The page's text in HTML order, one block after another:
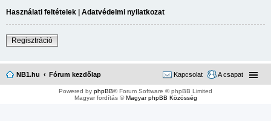
Használati feltételek | Adatvédelmi nyilatkozat
Regisztráció
NB1.hu Fórum kezdőlap A csapat
Kapcsolat
Powered by phpBB® Forum Software © phpBB Limited
Magyar fordítás ©Magyar phpBB Közösség